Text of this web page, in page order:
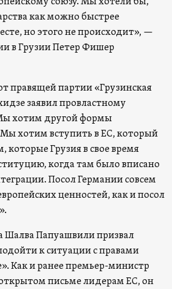
как можно быстрее
но этого не происходит», —
в Грузии Петер Фишер
правящей партии «Грузинская
заявил провластному
хотим другой формы
Мы хотим вступить в ЕС, который
которые Грузия в свое время
когда там было вписано
Посол Германии совсем
ценностей, как и посол
Шалва Папуашвили призвал
к ситуации с правами
Как и ранее премьер-министр
письме лидерам ЕС, он